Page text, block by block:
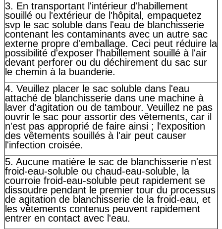
3. En transportant l'intérieur d'habillement
souillé ou l'extérieur de l'hôpital, empaquetez
svp le sac soluble dans l'eau de blanchisserie
contenant les contaminants avec un autre sac
externe propre d'emballage. Ceci peut réduire la
possibilité d'exposer l'habillement souillé à l'air
devant perforer ou du déchirement du sac sur
le chemin à la buanderie.
4. Veuillez placer le sac soluble dans l'eau
attaché de blanchisserie dans une machine à
laver d'agitation ou de tambour. Veuillez ne pas
ouvrir le sac pour assortir des vêtements, car il
n'est pas approprié de faire ainsi ; l'exposition
des vêtements souillés à l'air peut causer
l'infection croisée.
5. Aucune matière le sac de blanchisserie n'est
froid-eau-soluble ou chaud-eau-soluble, la
courroie froid-eau-soluble peut rapidement se
dissoudre pendant le premier tour du processus
de agitation de blanchisserie de la froid-eau, et
les vêtements contenus peuvent rapidement
entrer en contact avec l'eau.